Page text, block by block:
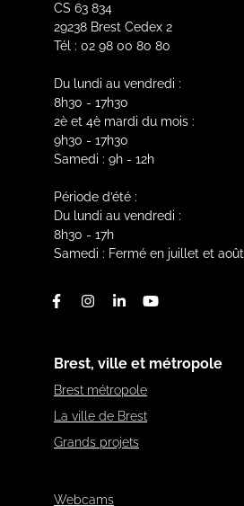
CS 63 834
29238 Brest Cedex 2
Tél : 02 98 00 80 80
Du lundi au vendredi :
8h30 - 17h30
2è et 4è mardi du mois :
9h30 - 17h30
Samedi : 9h - 12h
Période d’été :
Du lundi au vendredi :
8h30 - 17h
Samedi : Fermé en juillet et août
FacebookInstagram
LinkedinYoutube
Brest, ville et métropole
Brest métropole
La ville de Brest
Grands projets
Webcams